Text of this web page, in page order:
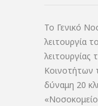
Το Γενικό
λειτουργία
Κοινοτήτων
δύναμη 20